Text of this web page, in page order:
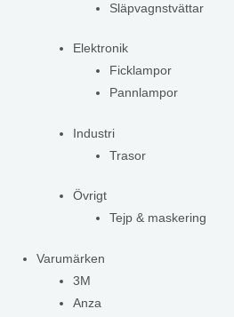
Släpvagnstvättar
Elektronik
Ficklampor
Pannlampor
Industri
Trasor
Övrigt
Tejp & maskering
Varumärken
3M
Anza